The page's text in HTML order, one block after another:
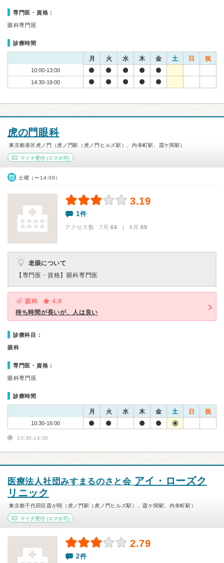
専門医・資格：
眼科専門医
診療時間
月 火 水 木 金 土 日 祝
10:00-13:00
14:30-19:00
虎の門眼科
東京都港区虎ノ門（虎ノ門駅（虎ノ門ヒルズ駅）、内幸町駅、霞ケ関駅）
マイナ受付 (スマホ可)
土曜（〜14:00）
3.19
1件
アクセス数 7月:66 | 6月:89
老眼について
【専門医・資格】 眼科専門医
眼科
4.0
待ち時間が長いが、人は良い
診療科目：
眼科
専門医・資格：
眼科専門医
診療時間
月 火 水 木 金 土 日 祝
10:30-16:00
10:30-14:00
医療法人社団みすまるのさと会 アイ・ローズク
リニック
東京都千代田区霞が関（虎ノ門駅（虎ノ門ヒルズ駅）、霞ケ関駅、内幸町駅）
マイナ受付 (スマホ可)
2.79
2件